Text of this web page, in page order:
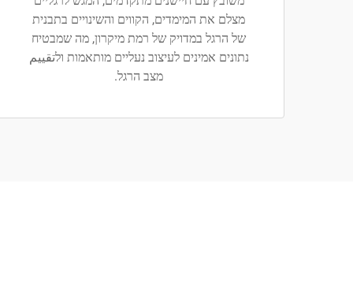
מצלם את המימדים, הקווים והשינויים בתבנית
של הרגל במדויק של רמת מיקרון, מה שמבטיח
נתונים אמינים לעיצוב נעליים מותאמות ולتقييم
מצב הרגל.